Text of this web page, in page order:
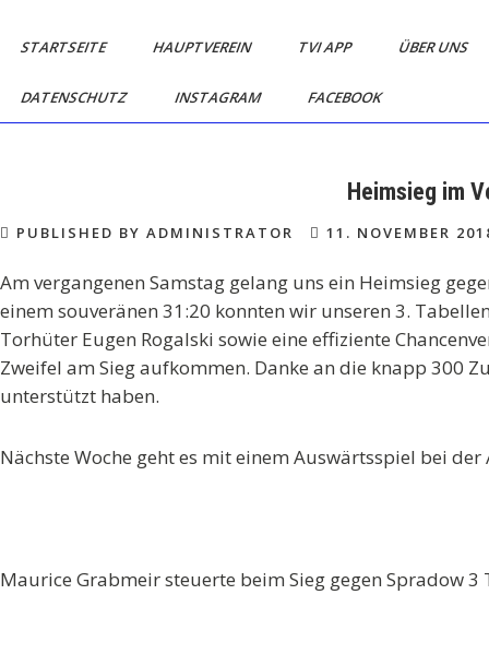
TV
Handball
Dorf.
Mein
STARTSEITE HAUPTVEREIN TVI APP ÜBER UNS
DATENSCHUTZ INSTAGRAM FACEBOOK
Heimsieg im
PUBLISHED BY ADMINISTRATOR 11. NOVEMBER
Am vergangenen Samstag gelang uns ein Heimsieg
einem souveränen 31:20 konnten wir unseren 3.
Torhüter Eugen Rogalski sowie eine effiziente
Zweifel am Sieg aufkommen. Danke an die knapp 300
unterstützt haben.
Nächste Woche geht es mit einem Auswärtsspiel bei der
Maurice Grabmeir steuerte beim Sieg gegen Spradow